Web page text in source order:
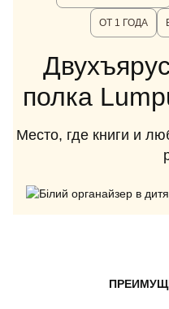
ОТ 1 ГОДА
полка
Место, где книги и